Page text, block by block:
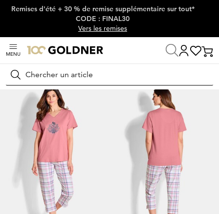
Passer la navigation, aller directement au contenu
Remises d'été + 30 % de remise supplémentaire sur tout*
CODE : FINAL30
Vers les remises
MENU
Rechercher
Maison Lingerie & maillots de bain